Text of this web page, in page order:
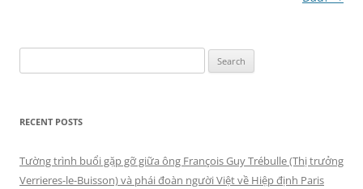
for:
RECENT POSTS
Tường trình buổi gặp gỡ giữa ông François Guy Trébulle (Thị trưởng
Verrieres-le-Buisson) và phái đoàn người Việt về Hiệp định Paris